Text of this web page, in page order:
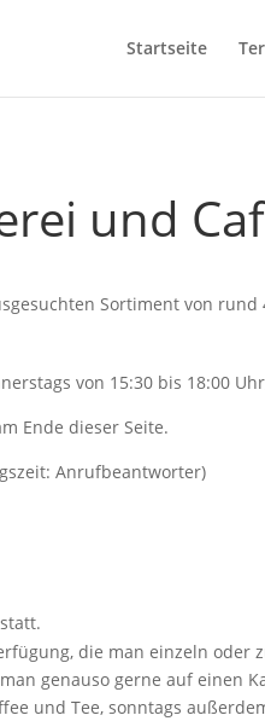
Startseite
und
Sortiment von
von 15:30 bis 18:00
Ende dieser Seite.
Anrufbeantworter)
die man einzeln oder
genauso gerne auf einen
und Tee, sonntags